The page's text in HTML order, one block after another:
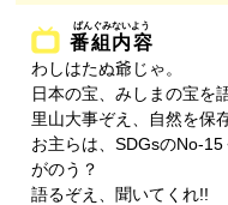
番組内容
わしはたぬ爺じゃ。
日本の宝、みしまの宝を
里山大事ぞえ、自然を保
お主らは、SDGsのNo-
がのう？
語るぞえ、聞いてくれ!!